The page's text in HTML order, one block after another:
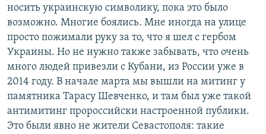
носить украинскую символику, пока это было
возможно. Многие боялись. Мне иногда на улице
просто пожимали руку за то, что я шел с гербом
Украины. Но не нужно также забывать, что очень
много людей привезли с Кубани, из России уже в
2014 году. В начале марта мы вышли на митинг у
памятника Тарасу Шевченко, и там был уже такой
антимитинг пророссийски настроенной публики.
Это были явно не жители Севастополя: такие